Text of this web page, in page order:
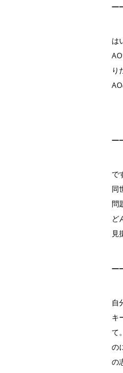
は
り
――
で
同
問
ど
見
――
自
キ
て
の
の